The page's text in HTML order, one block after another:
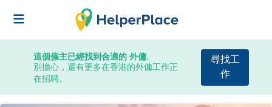
這個僱主已經找到合適的 外傭.
別擔心，還有更多在香港的外傭工作正
在招聘。
尋找工
作